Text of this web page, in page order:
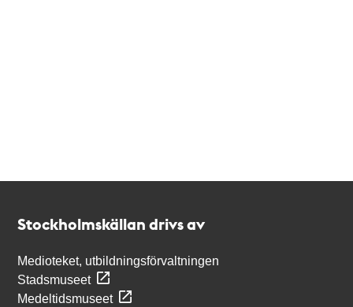
Stockholmskällan drivs av
Medioteket, utbildningsförvaltningen
Stadsmuseet
Medeltidsmuseet